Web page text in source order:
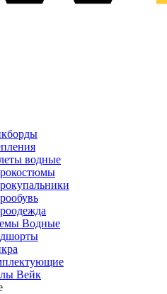
водные
Водные
Вейк